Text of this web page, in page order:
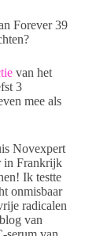
Forever 39
van het
3
mee als
Novexpert
in Frankrijk
Ik testte
onmisbaar
radicalen
van